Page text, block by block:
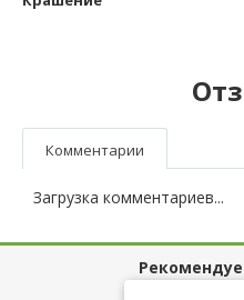
Комментарии
Загрузка комментариев...